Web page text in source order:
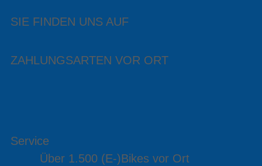
SIE FINDEN UNS AUF
ZAHLUNGSARTEN VOR ORT
Service
Über 1.500 (E-)Bikes vor Ort